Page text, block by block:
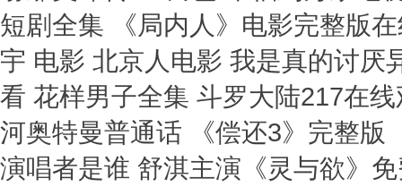
短剧全集 《局内人》电影完整版
宇 电影 北京人电影 我是真的讨厌
看 花样男子全集 斗罗大陆217在
河奥特曼普通话 《偿还3》完整版
演唱者是谁 舒淇主演《灵与欲》